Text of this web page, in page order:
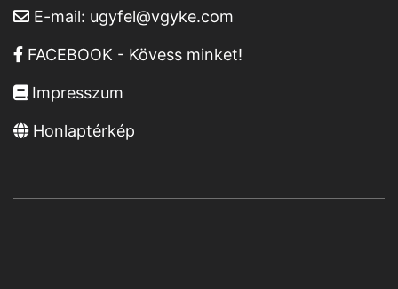
E-mail: ugyfel@vgyke.com
FACEBOOK - Kövess minket!
Impresszum
Honlaptérkép